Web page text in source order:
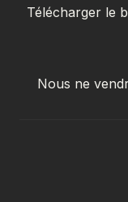
Télécharger le
Nous ne